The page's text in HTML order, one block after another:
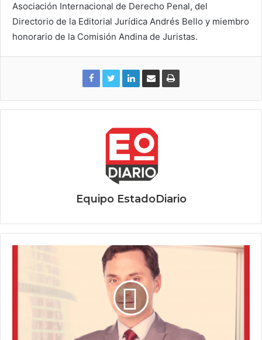
Asociación Internacional de Derecho Penal, del
Directorio de la Editorial Jurídica Andrés Bello y miembro
honorario de la Comisión Andina de Juristas.
Equipo EstadoDiario